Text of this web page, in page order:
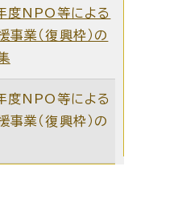
度NPO等による
事業（復興枠）の
度NPO等による
事業（復興枠）の